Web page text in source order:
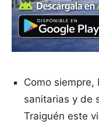
Como
sanitarias y de
Traiguén este